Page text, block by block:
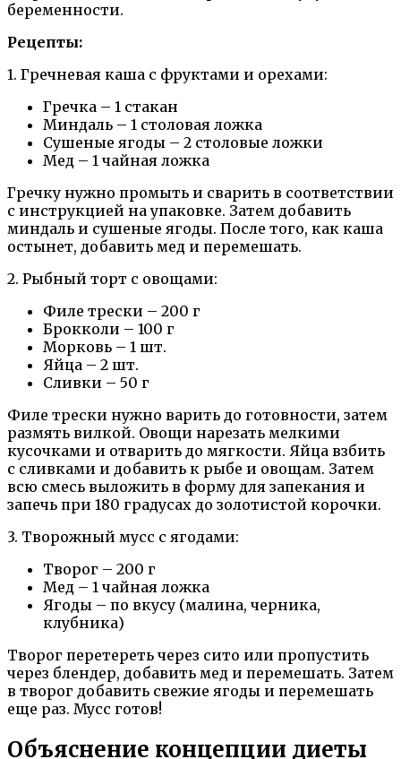
беременности.
Рецепты:
1. Гречневая каша с фруктами и орехами:
Гречка – 1 стакан
Миндаль – 1 столовая ложка
Сушеные ягоды – 2 столовые ложки
Мед – 1 чайная ложка
Гречку нужно промыть и сварить в соответствии
с инструкцией на упаковке. Затем добавить
миндаль и сушеные ягоды. После того, как каша
остынет, добавить мед и перемешать.
2. Рыбный торт с овощами:
Филе трески – 200 г
Брокколи – 100 г
Морковь – 1 шт.
Яйца – 2 шт.
Сливки – 50 г
Филе трески нужно варить до готовности, затем
размять вилкой. Овощи нарезать мелкими
кусочками и отварить до мягкости. Яйца взбить
с сливками и добавить к рыбе и овощам. Затем
всю смесь выложить в форму для запекания и
запечь при 180 градусах до золотистой корочки.
3. Творожный мусс с ягодами:
Творог – 200 г
Мед – 1 чайная ложка
Ягоды – по вкусу (малина, черника,
клубника)
Творог перетереть через сито или пропустить
через блендер, добавить мед и перемешать. Затем
в творог добавить свежие ягоды и перемешать
еще раз. Мусс готов!
Объяснение концепции диеты